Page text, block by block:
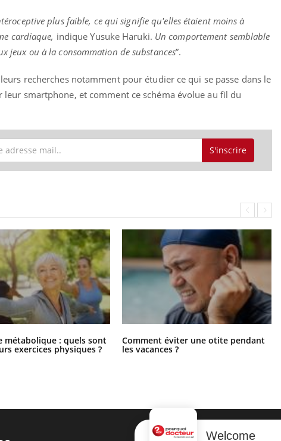
plus faible, ce qui signifie qu'elles étaient moins à
cardiaque, indique Yusuke Haruki. Un comportement semblable
jeux ou à la consommation de substances”.
recherches notamment pour étudier ce qui se passe dans le
smartphone, et comment ce schéma évolue au fil du
S'inscrire
métabolique : quels sont
exercices physiques ?
Comment éviter une otite pendant
les vacances ?
Welcome